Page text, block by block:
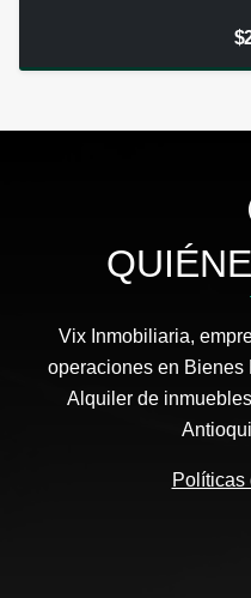
Vix Inmobiliaria,
operaciones en Bienes
Alquiler de
Políticas